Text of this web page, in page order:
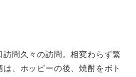
訪問久々の訪問。相変わらず繁
、ホッピーの後、焼酎をボト